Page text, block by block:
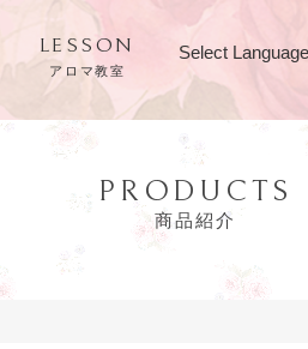
Select Language
LESSON
アロマ教室
PRODUCTS
商品紹介